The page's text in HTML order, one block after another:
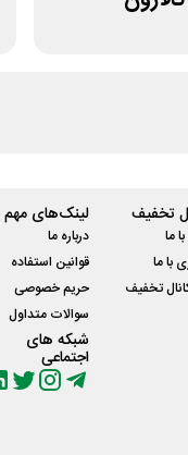
تخفیف
ما
با ما
تخفیف
لینک‌های مهم
درباره ما
قوانین استفاده
حریم خصوصی
سوالات متداول
شبکه های
اجتماعی